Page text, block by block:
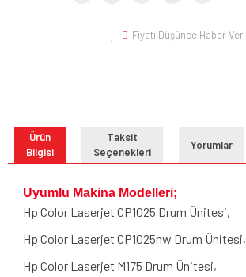
Fiyatı Düşünce Haber Ver
Ürün
Bilgisi
Taksit
Seçenekleri
Yorumlar
Uyumlu Makina Modelleri;
Hp Color Laserjet CP1025 Drum Ünitesi,
Hp Color Laserjet CP1025nw Drum Ünitesi,
Hp Color Laserjet M175 Drum Ünitesi,